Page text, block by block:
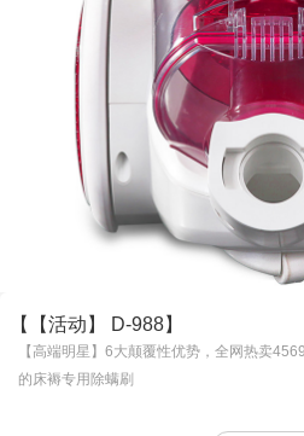
【【活动】 D-988】
【高端明星】6大颠覆性优势，全网热卖
的床褥专用除螨刷